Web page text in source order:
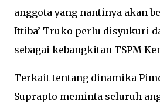
anggota yang nantinya akan
Ittiba’ Truko perlu disyukuri
sebagai kebangkitan TSPM
Terkait tentang dinamika
Suprapto meminta seluruh